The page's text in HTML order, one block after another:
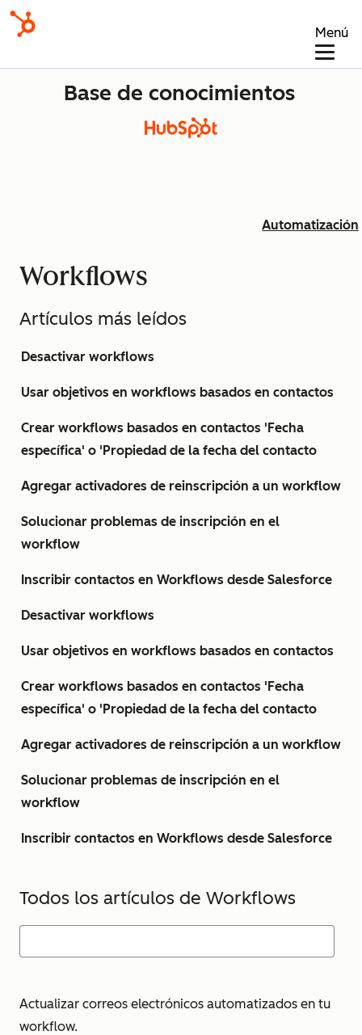
Menú
Base de conocimientos
Automatización
Workflows
Artículos más leídos
Desactivar workflows
Usar objetivos en workflows basados en contactos
Crear workflows basados en contactos 'Fecha
específica' o 'Propiedad de la fecha del contacto
Agregar activadores de reinscripción a un workflow
Solucionar problemas de inscripción en el
workflow
Inscribir contactos en Workflows desde Salesforce
Desactivar workflows
Usar objetivos en workflows basados en contactos
Crear workflows basados en contactos 'Fecha
específica' o 'Propiedad de la fecha del contacto
Agregar activadores de reinscripción a un workflow
Solucionar problemas de inscripción en el
workflow
Inscribir contactos en Workflows desde Salesforce
Todos los artículos de Workflows
Actualizar correos electrónicos automatizados en tu
workflow.